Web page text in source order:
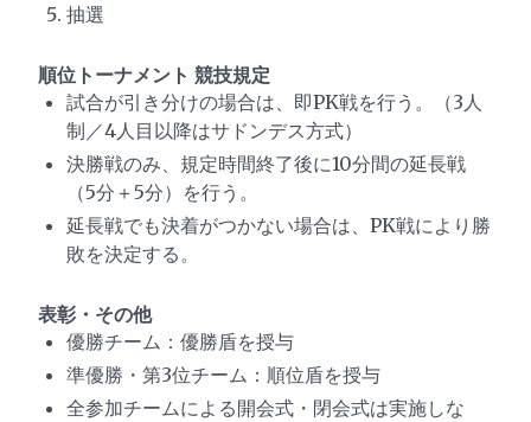
抽選
順位トーナメント 競技規定
試合が引き分けの場合は、即PK戦を行う。（3人
制／4人目以降はサドンデス方式）
決勝戦のみ、規定時間終了後に10分間の延長戦
（5分＋5分）を行う。
延長戦でも決着がつかない場合は、PK戦により勝
敗を決定する。
表彰・その他
優勝チーム：優勝盾を授与
準優勝・第3位チーム：順位盾を授与
全参加チームによる開会式・閉会式は実施しな